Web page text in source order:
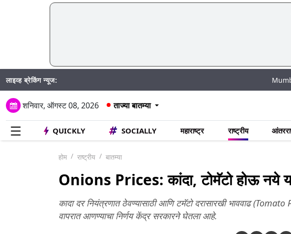
लाइव्ह ब्रेकिंग न्यूज: Mumbai Water
शनिवार, ऑगस्ट 08, 2026 ताज्या बातम्या
QUICKLY SOCIALLY महाराष्ट्र राष्ट्रीय
होम राष्ट्रीय बातम्या
Onions Prices: कांदा, टोमॅटो होऊ नये
कादा दर नियंत्रणात ठेवण्यासाठी आणि टमॅटो दरासारखी भाववाढ
वापरात आणण्याचा निर्णय केंद्र सरकारने घेतला आहे.